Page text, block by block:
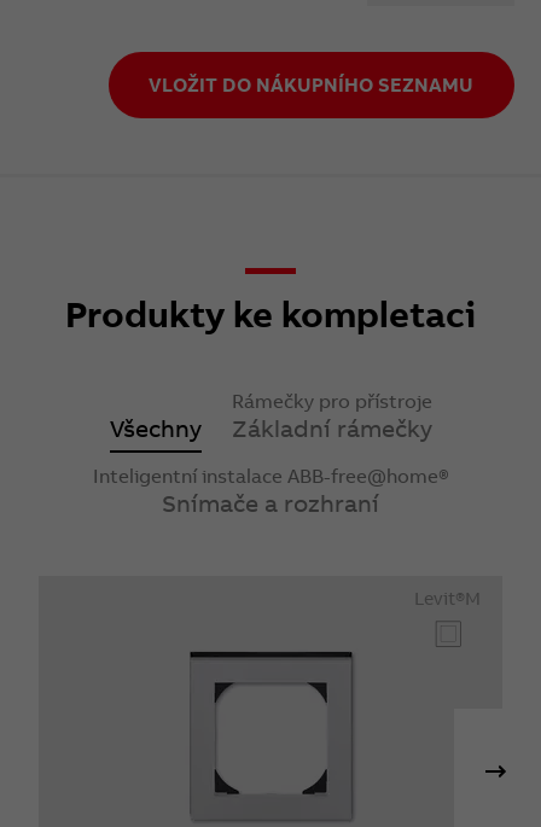
VLOŽIT DO NÁKUPNÍHO SEZNAMU
Produkty ke kompletaci
Všechny
Rámečky pro přístroje
Základní rámečky
Inteligentní instalace ABB-free@home®
Snímače a rozhraní
Levit®M